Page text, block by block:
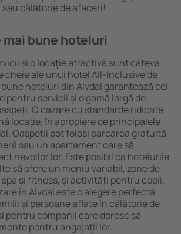
călătorie de afaceri!
mai bune hoteluri
și o locație atractivă sunt câteva
cheie ale unui hotel All-Inclusive de
hoteluri din Alvdal garantează cel
pentru servicii și o gamă largă de
O cazare cu standarde ridicate
locație, ȋn apropiere de principalele
Oaspeții pot folosi parcarea gratuită
sau un apartament care să
nevoilor lor. Este posibil ca hotelurile
să ofere un meniu variabil, zone de
și fitness, și activități pentru copii.
în Alvdal este o alegere perfectă
și persoane aflate în călătorie de
pentru companii care doresc să
pentru angajații lor.